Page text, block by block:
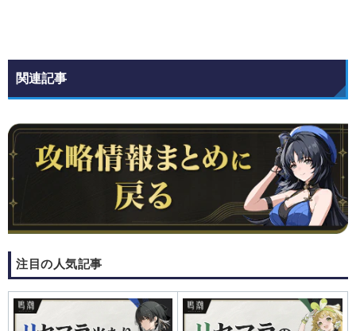
関連記事
注目の人気記事